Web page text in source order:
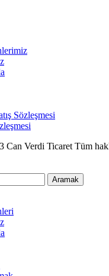
Sözleşmesi
Verdi Ticaret Tüm
Aramak